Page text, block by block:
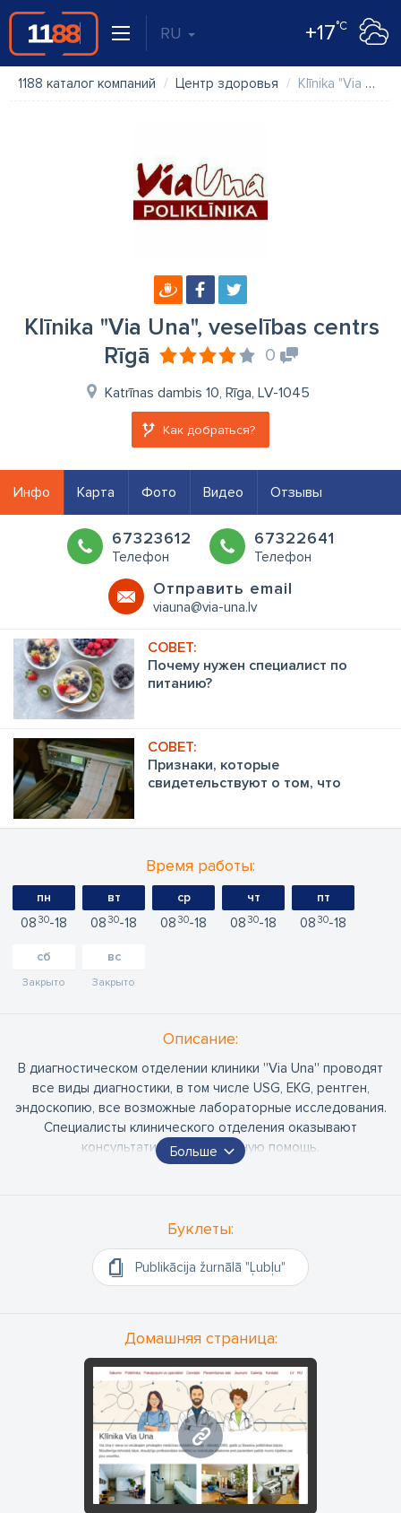
RU +17°C
1188 каталог компаний Центр здоровья Klīnika "Via Una", veselības centrs Rīgā
Klīnika "Via Una", veselības centrs
Rīgā
0
Katrīnas dambis 10, Rīga, LV-1045
Как добраться?
Инфо Карта Фото Видео Отзывы
67323612
Телефон
67322641
Телефон
Oтправить email
viauna@via-una.lv
Почему нужен специалист по
питанию?
Признаки, которые
свидетельствуют о том, что
Время работы:
пн
08 30 18
вт
08 30 18
ср
08 30 18
чт
08 30 18
пт
08 30 18
сб
Закрыто
вс
Закрыто
Oписание:
В диагностическом отделении клиники ''Via Una'' проводят
все виды диагностики, в том числе USG, EKG, рентген,
эндоскопию, все возможные лабораторные исследования.
Специалисты клинического отделения оказывают
консультативную и лечебную помощь.
Гинекологи-специалисты по родам проводят диагностику и
В дневном стационаре проходят амбулаторные операции по
гинекологии, хирургии, урологии, ортопедии,
офтальмологии, LOR, дерматологии.
В реабилитационном отделении предлагают различные
медицинское заключение по управлению транспортными
средствами,
для ношения оружия, работы на судах в море, а также
проведения обязательных проверок здоровья.
В кабинете вакцинации можно получить прививки всех
видов, в том числе от редких тропических заболеваний.
В стоматологическом отделении - профилактика, лечение и
протезирование зубов.
Для нас важно, чтобы все, что связано с медицинским
Больше
Буклеты:
Publikācija žurnālā "Ļubļu"
Домашняя страница:
www.via-una.lv